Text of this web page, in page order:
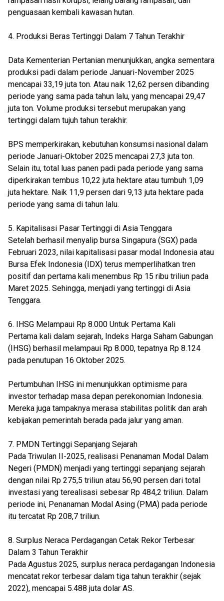
penguasaan kembali kawasan hutan.
4. Produksi Beras Tertinggi Dalam 7 Tahun Terakhir
Data Kementerian Pertanian menunjukkan, angka sementara
produksi padi dalam periode Januari-November 2025
mencapai 33,19 juta ton. Atau naik 12,62 persen dibanding
periode yang sama pada tahun lalu, yang mencapai 29,47
juta ton. Volume produksi tersebut merupakan yang
tertinggi dalam tujuh tahun terakhir.
BPS memperkirakan, kebutuhan konsumsi nasional dalam
periode Januari-Oktober 2025 mencapai 27,3 juta ton.
Selain itu, total luas panen padi pada periode yang sama
diperkirakan tembus 10,22 juta hektare atau tumbuh 1,09
juta hektare. Naik 11,9 persen dari 9,13 juta hektare pada
periode yang sama di tahun lalu.
5. Kapitalisasi Pasar Tertinggi di Asia Tenggara
Setelah berhasil menyalip bursa Singapura (SGX) pada
Februari 2023, nilai kapitalisasi pasar modal Indonesia atau
Bursa Efek Indonesia (IDX) terus memperlihatkan tren
positif dan pertama kali menembus Rp 15 ribu triliun pada
Maret 2025. Sehingga, menjadi yang tertinggi di Asia
Tenggara.
6. IHSG Melampaui Rp 8.000 Untuk Pertama Kali
Pertama kali dalam sejarah, Indeks Harga Saham Gabungan
(IHSG) berhasil melampaui Rp 8.000, tepatnya Rp 8.124
pada penutupan 16 Oktober 2025.
Pertumbuhan IHSG ini menunjukkan optimisme para
investor terhadap masa depan perekonomian Indonesia.
Mereka juga tampaknya merasa stabilitas politik dan arah
kebijakan pemerintah berada pada jalur yang aman.
7. PMDN Tertinggi Sepanjang Sejarah
Pada Triwulan II-2025, realisasi Penanaman Modal Dalam
Negeri (PMDN) menjadi yang tertinggi sepanjang sejarah
dengan nilai Rp 275,5 triliun atau 56,90 persen dari total
investasi yang terealisasi sebesar Rp 484,2 triliun. Dalam
periode ini, Penanaman Modal Asing (PMA) pada periode
itu tercatat Rp 208,7 triliun.
8. Surplus Neraca Perdagangan Cetak Rekor Terbesar
Dalam 3 Tahun Terakhir
Pada Agustus 2025, surplus neraca perdagangan Indonesia
mencatat rekor terbesar dalam tiga tahun terakhir (sejak
2022), mencapai 5.488 juta dolar AS.